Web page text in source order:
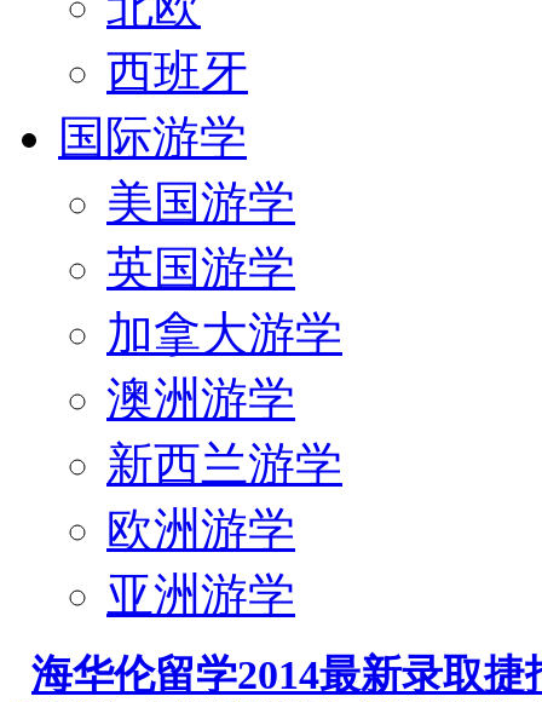
西班牙
国际游学
美国游学
英国游学
加拿大游学
澳洲游学
新西兰游学
欧洲游学
亚洲游学
海华伦留学2014最新录取捷